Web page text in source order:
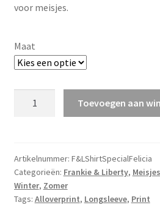
voor meisjes.
Maat
maat
128
aantal
Toevoegen aan
Artikelnummer: F&LShirtSpecialFelicia
Categorieën: Frankie & Liberty, Meisjes
Winter, Zomer
Tags: Alloverprint, Longsleeve, Print